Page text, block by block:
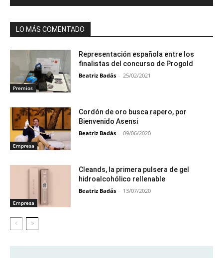
LO MÁS COMENTADO
Premios
Representación española entre los
finalistas del concurso de Progold
Beatriz Badás - 25/02/2021
Empresa
Cordón de oro busca rapero, por
Bienvenido Asensi
Beatriz Badás - 09/06/2020
Empresa
Cleands, la primera pulsera de gel
hidroalcohólico rellenable
Beatriz Badás - 13/07/2020